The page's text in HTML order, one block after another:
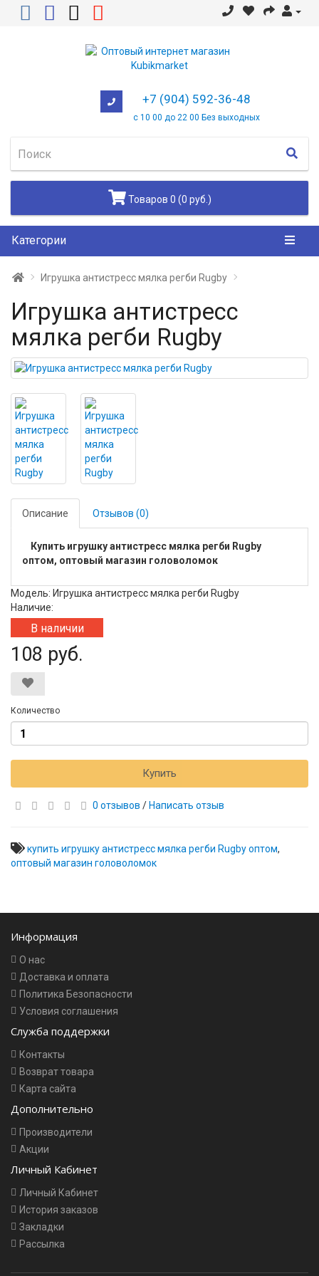
+7 (904) 592-36-48
с 10 00 до 22 00 Без выходных
Товаров 0 (0 руб.)
Категории
Игрушка антистресс мялка регби Rugby
Игрушка антистресс
мялка регби Rugby
Описание Отзывов (0)
Купить игрушку антистресс мялка регби Rugby
оптом, оптовый магазин головоломок
Модель: Игрушка антистресс мялка регби Rugby
Наличие:
В наличии
108 руб.
Количество
Купить
0 отзывов / Написать отзыв
купить игрушку антистресс мялка регби Rugby оптом,
оптовый магазин головоломок
Информация
О нас
Доставка и оплата
Политика Безопасности
Условия соглашения
Служба поддержки
Контакты
Возврат товара
Карта сайта
Дополнительно
Производители
Акции
Личный Кабинет
Личный Кабинет
История заказов
Закладки
Рассылка